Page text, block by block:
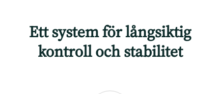
Ett system för långsiktig
kontroll och stabilitet